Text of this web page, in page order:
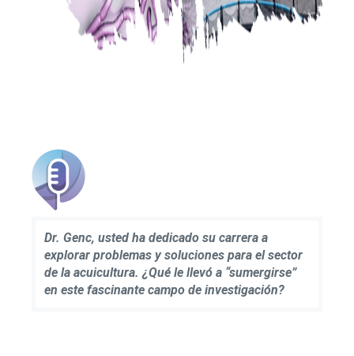
Dr. Genc, usted ha dedicado su carrera a
explorar problemas y soluciones para el sector
de la acuicultura. ¿Qué le llevó a “sumergirse”
en este fascinante campo de investigación?